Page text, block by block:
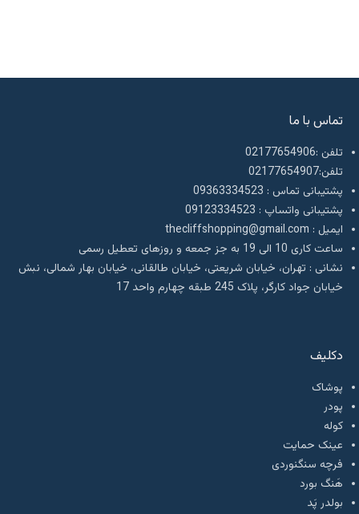
تماس با ما
تلفن :02177654906
تلفن:02177654907
پشتیبانی تماس : 09363334523
پشتیبانی واتساپ : 09123334523
ايميل : thecliffshopping@gmail.com
ساعت کاری 10 الی 19 به جز جمعه و روزهای تعطیل رسمی
نشانی : تهران، خیابان شریعتی، خیابان طالقانی، خیابان بهار شمالی، نبش
خیابان جواد کارگر، پلاک 245 طبقه چهارم واحد 17
دکلیف​
پوشاک
پودر
کوله
عینک حمایت
فرچه سنگنوردی
هَنگ بورد
بولدر پَد